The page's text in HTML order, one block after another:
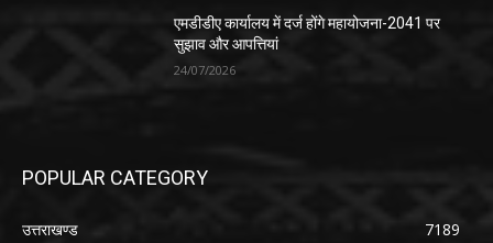
एमडीडीए कार्यालय में दर्ज होंगे महायोजना-2041 पर
सुझाव और आपत्तियां
24/07/2026
POPULAR CATEGORY
उत्तराखण्ड
7189